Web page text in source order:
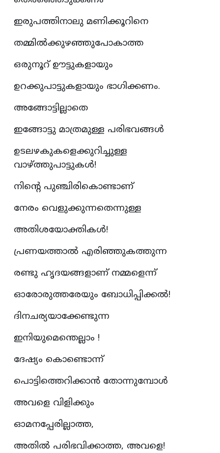
ഇരുപത്തിനാലു മണിക്കൂറിനെ
തമ്മിൽക്കുഴഞ്ഞുപോകാത്ത
ഒരുനൂറ് ഊട്ടുകളായും
ഉറക്കുപാട്ടുകളായും ഭാഗിക്കണം.
അങ്ങോട്ടില്ലാതെ
ഇങ്ങോട്ടു മാത്രമുള്ള പരിഭവങ്ങൾ
ഉടലഴകുകളെക്കുറിച്ചുള്ള
വാഴ്ത്തുപാട്ടുകൾ!
നിന്റെ പുഞ്ചിരികൊണ്ടാണ്
നേരം വെളുക്കുന്നതെന്നുള്ള
അതിശയോക്തികൾ!
പ്രണയത്താൽ എരിഞ്ഞുകത്തുന്ന
രണ്ടു ഹൃദയങ്ങളാണ് നമ്മളെന്ന്
ഓരോരുത്തരേയും ബോധിപ്പിക്കൽ!
ദിനചര്യയാക്കേണ്ടുന്ന
ഇനിയുമെന്തെല്ലാം !
ദേഷ്യം കൊണ്ടൊന്ന്
പൊട്ടിത്തെറിക്കാൻ തോന്നുമ്പോൾ
അവളെ വിളിക്കും
ഓമനപ്പേരില്ലാത്ത,
അതിൽ പരിഭവിക്കാത്ത, അവളെ!